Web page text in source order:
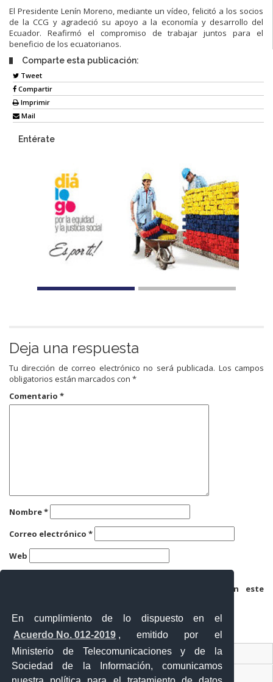
En cumplimiento de lo dispuesto en el
Acuerdo No. 012-2019 , emitido por el
Ministerio de Telecomunicaciones y de la
Sociedad de la Información, comunicamos
El Presidente Lenín Moreno, mediante un vídeo, felicitó a los socios
de la CCG y agradeció su apoyo a la economía y desarrollo del
Ecuador. Reafirmó el compromiso de trabajar juntos para el
beneficio de los ecuatorianos.
Comparte esta publicación:
Tweet
Compartir
Imprimir
Mail
Entérate
Deja una respuesta
Tu dirección de correo electrónico no será publicada. Los campos
obligatorios están marcados con *
Comentario *
Nombre*
Correo electrónico *
Web
Guarda mi nombre, correo electrónico y web en este
Ventanilla Única Virtual
Ventanilla Única de Comercio Exterior